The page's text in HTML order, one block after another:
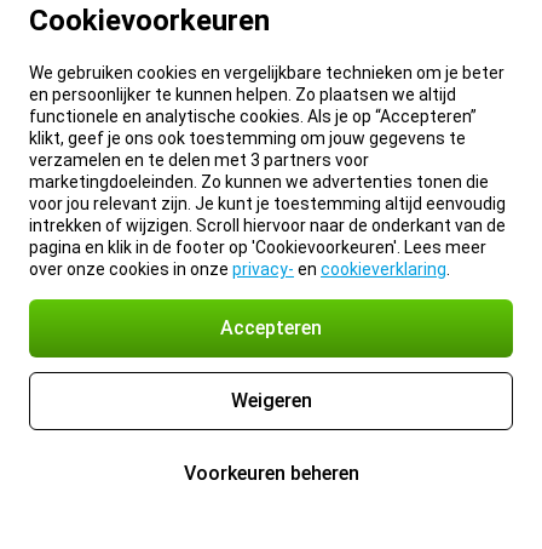
Cookievoorkeuren
We gebruiken cookies en vergelijkbare technieken om je beter
en persoonlijker te kunnen helpen. Zo plaatsen we altijd
functionele en analytische cookies. Als je op “Accepteren”
klikt, geef je ons ook toestemming om jouw gegevens te
verzamelen en te delen met 3 partners voor
marketingdoeleinden. Zo kunnen we advertenties tonen die
voor jou relevant zijn. Je kunt je toestemming altijd eenvoudig
intrekken of wijzigen. Scroll hiervoor naar de onderkant van de
pagina en klik in de footer op 'Cookievoorkeuren'. Lees meer
over onze cookies in onze privacy- en cookieverklaring
Accepteren
Weigeren
Voorkeuren beheren